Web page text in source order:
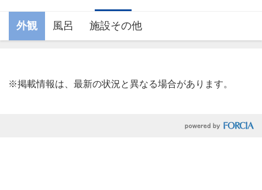
外観 風呂 施設その他
※掲載情報は、最新の状況と異なる場合があります。